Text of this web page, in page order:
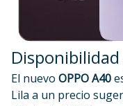
Disponibilidad
El nuevo OPPO A40
Lila a un precio